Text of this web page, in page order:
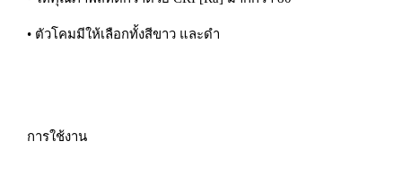
• ตัวโคมมีให้เลือกทั้งสีขาว และดำ
การใช้งาน